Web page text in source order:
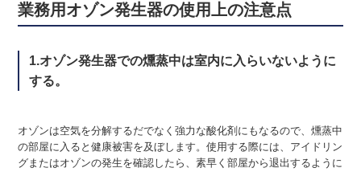
業務用オゾン発生器の使用上の注意点
1.オゾン発生器での燻蒸中は室内に入らいないように
する。
オゾンは空気を分解するだでなく強力な酸化剤にもなるので、燻蒸中
の部屋に入ると健康被害を及ぼします。使用する際には、アイドリン
グまたはオゾンの発生を確認したら、素早く部屋から退出するように